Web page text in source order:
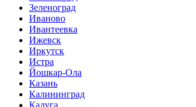
Зеленоград
Иваново
Ивантеевка
Ижевск
Иркутск
Истра
Йошкар-Ола
Казань
Калининград
Калуга